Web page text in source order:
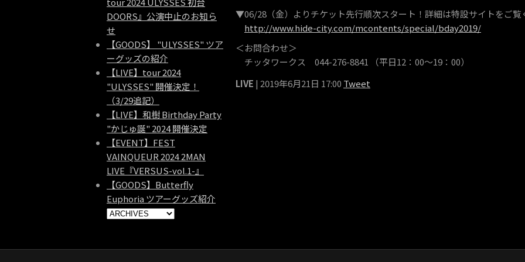
DOORS』公演中止のお知ら
せ
【GOODS】 "ULYSSES" ツア
ーグッズの紹介
【LIVE】tour 2024
"ULYSSES" 開催決定！
（3/29追記）
【LIVE】和樹 Birthday Party
"かじゅ誕" 2024 開催決定
【EVENT】FEST
VAINQUEUR 2024 2MAN
LIVE『VERSUS-vol.1-』
【GOODS】Butterfly
Euphoria ツアーグッズ紹介
▼06/28（金）よりチケット先行順次スタート！詳細は特設サイトをご
http://www.hide-city.com/mcontents/special/bday2019/
＜お問合わせ＞
チッタワークス 044-276-8841 （平日12：00〜19：00）
LIVE | 2019年6月21日 17:00 Tweet